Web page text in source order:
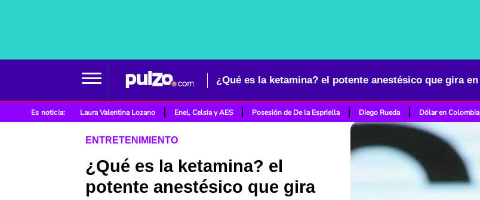
Es noticia: Laura Valentina Lozano Enel, Celsia y AES Posesión de De la Espriella Diego Rueda Dólar en Colombia
ENTRETENIMIENTO
¿Qué es la ketamina? el
potente anestésico que gira